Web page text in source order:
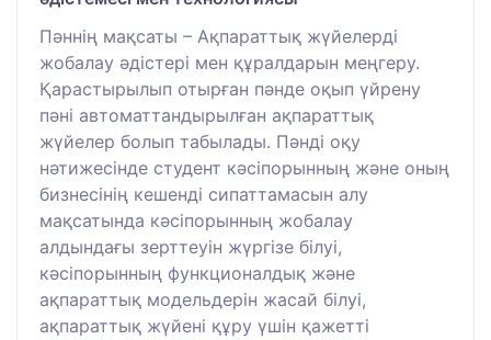
Пәннің мақсаты – Ақпараттық жүйелерді
жобалау әдістері мен құралдарын меңгеру.
Қарастырылып отырған пәнде оқып үйрену
пәні автоматтандырылған ақпараттық
жүйелер болып табылады. Пәнді оқу
нәтижесінде студент кәсіпорынның және оның
бизнесінің кешенді сипаттамасын алу
мақсатында кәсіпорынның жобалау
алдындағы зерттеуін жүргізе білуі,
кәсіпорынның функционалдық және
ақпараттық модельдерін жасай білуі,
ақпараттық жүйені құру үшін қажетті